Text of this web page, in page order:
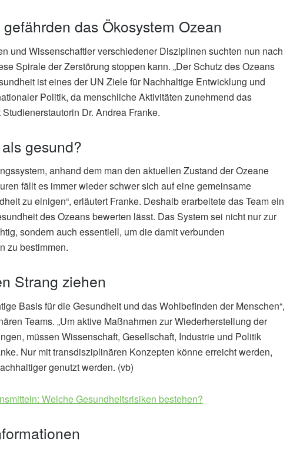
das Ökosystem Ozean
und Wissenschaftler verschiedener Disziplinen suchten nun nach
Spirale der Zerstörung stoppen kann. „Der Schutz des Ozeans
ist eines der UN Ziele für Nachhaltige Entwicklung und
Politik, da menschliche Aktivitäten zunehmend das
Dr. Andrea Franke.
gesund?
anhand dem man den aktuellen Zustand der Ozeane
fällt es immer wieder schwer sich auf eine gemeinsame
zu einigen“, erläutert Franke. Deshalb erarbeitete das Team ein
des Ozeans bewerten lässt. Das System sei nicht nur zur
sondern auch essentiell, um die damit verbunden
zu bestimmen.
Strang ziehen
Basis für die Gesundheit und das Wohlbefinden der Menschen“,
Teams. „Um aktive Maßnahmen zur Wiederherstellung der
müssen Wissenschaft, Gesellschaft, Industrie und Politik
Nur mit transdisziplinären Konzepten könne erreicht werden,
genutzt werden. (vb)
Welche Gesundheitsrisiken bestehen?